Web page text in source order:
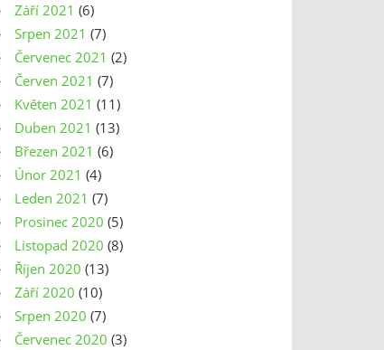
Září 2021 (6)
Srpen 2021 (7)
Červenec 2021 (2)
Červen 2021 (7)
Květen 2021 (11)
Duben 2021 (13)
Březen 2021 (6)
Únor 2021 (4)
Leden 2021 (7)
Prosinec 2020 (5)
Listopad 2020 (8)
Říjen 2020 (13)
Září 2020 (10)
Srpen 2020 (7)
Červenec 2020 (3)